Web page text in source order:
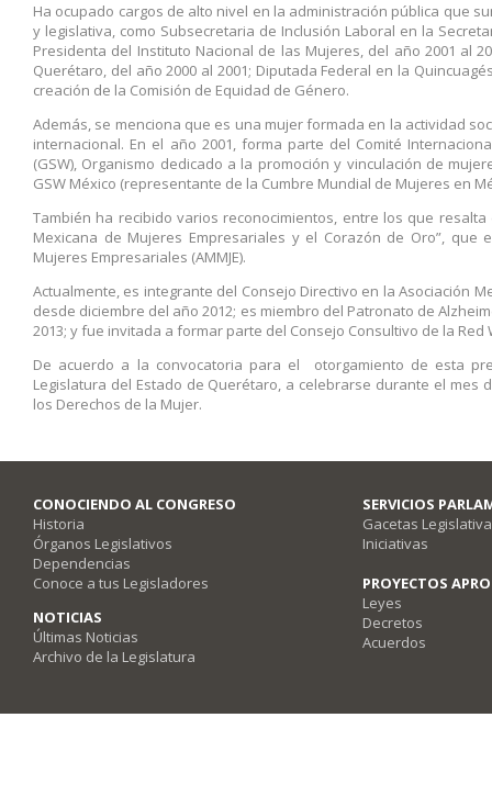
Ha ocupado cargos de alto nivel en la administración pública que
y legislativa, como Subsecretaria de Inclusión Laboral en la
Presidenta del Instituto Nacional de las Mujeres, del año 2001 al
Querétaro, del año 2000 al 2001; Diputada Federal en la
creación de la Comisión de Equidad de Género.
Además, se menciona que es una mujer formada en la actividad
internacional. En el año 2001, forma parte del Comité
(GSW), Organismo dedicado a la promoción y vinculación de
GSW México (representante de la Cumbre Mundial de Mujeres en
También ha recibido varios reconocimientos, entre los que resalta
Mexicana de Mujeres Empresariales y el Corazón de Oro”,
Mujeres Empresariales (AMMJE).
Actualmente, es integrante del Consejo Directivo en la Asociación
desde diciembre del año 2012; es miembro del Patronato de
2013; y fue invitada a formar parte del Consejo Consultivo de la Red
De acuerdo a la convocatoria para el otorgamiento de esta
Legislatura del Estado de Querétaro, a celebrarse durante el mes
los Derechos de la Mujer.
CONOCIENDO AL CONGRESO
Historia
Órganos Legislativos
Dependencias
Conoce a tus Legisladores
NOTICIAS
Últimas Noticias
Archivo de la Legislatura
SERVICIOS
Gacetas
Iniciativas
PROYECTOS
Leyes
Decretos
Acuerdos